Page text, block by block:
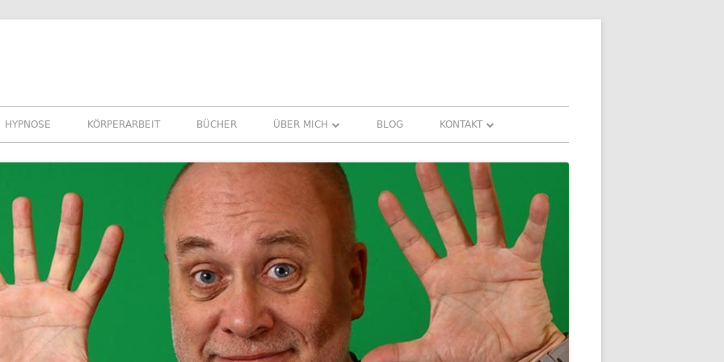
HYPNOSE KÖRPERARBEIT BÜCHER ÜBER MICH
REFERENZEN ERFAHRUNGEN UND
NEWSLETTER
BLOG KONTAKT
DOWNLOADS
FAQ
DATENSCHUTZ
IMPRESSUM